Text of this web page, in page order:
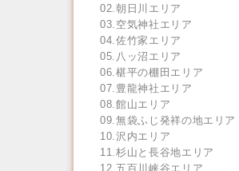
02.朝日川エリア
03.空気神社エリア
04.佐竹家エリア
05.八ッ沼エリア
06.椹平の棚田エリア
07.豊龍神社エリア
08.館山エリア
09.無袋ふじ発祥の地エリア
10.沢内エリア
11.杉山と長谷地エリア
12.五百川峡谷エリア